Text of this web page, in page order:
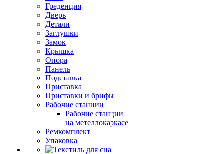
Греденция
Дверь
Детали
Заглушки
Замок
Крышка
Опора
Панель
Подставка
Приставка
Приставки и брифы
Рабочие станции
Рабочие станции
на метеллокаркасе
Ремкомплект
Упаковка